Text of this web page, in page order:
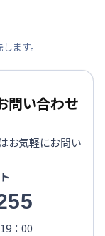
ます。
問い合わせ
お気軽にお問い
：00